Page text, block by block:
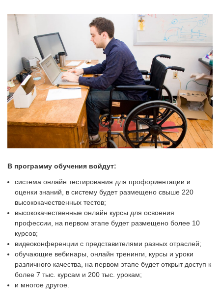
В программу обучения войдут:
система онлайн тестирования для профориентации и
оценки знаний, в систему будет размещено свыше 220
высококачественных тестов;
высококачественные онлайн курсы для освоения
профессии, на первом этапе будет размещено более 10
курсов;
видеоконференции с представителями разных отраслей;
обучающие вебинары, онлайн тренинги, курсы и уроки
различного качества, на первом этапе будет открыт доступ к
более 7 тыс. курсам и 200 тыс. урокам;
и многое другое.